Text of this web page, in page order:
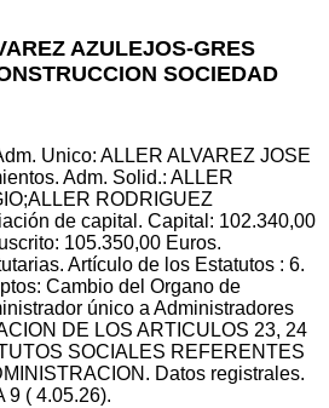
AZULEJOS-GRES
SOCIEDAD
Unico: ALLER ALVAREZ JOSE
Adm. Solid.: ALLER
RODRIGUEZ
de capital. Capital: 102.340,00
105.350,00 Euros.
Artículo de los Estatutos : 6.
Cambio del Organo de
único a Administradores
DE LOS ARTICULOS 23, 24
SOCIALES REFERENTES
Datos registrales.
9 ( 4.05.26).